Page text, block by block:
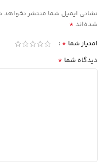
نشانی ایمیل شما منتشر نخواهد
شده‌اند*
امتیاز شما *
دیدگاه شما *